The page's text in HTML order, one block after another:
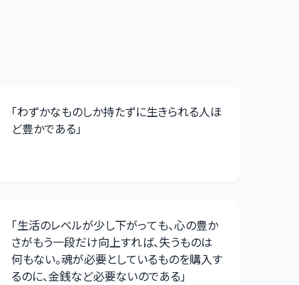
「わずかなものしか持たずに生きられる人ほ
ど豊かである」
「生活のレベルが少し下がっても、心の豊か
さがもう一段だけ向上すれば、失うものは
何もない。魂が必要としているものを購入す
るのに、金銭など必要ないのである」